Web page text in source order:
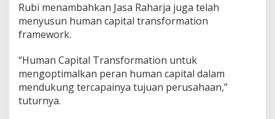
Rubi menambahkan Jasa Raharja juga telah
menyusun human capital transformation
framework.
“Human Capital Transformation untuk
mengoptimalkan peran human capital dalam
mendukung tercapainya tujuan perusahaan,”
tuturnya.